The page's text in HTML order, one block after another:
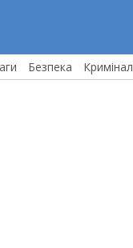
Безпека Кримінал